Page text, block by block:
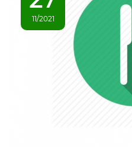
11/2021